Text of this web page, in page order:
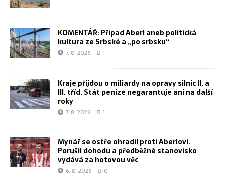
KOMENTÁŘ: Případ Aberl aneb politická
kultura ze Srbské a „po srbsku“
7. 8. 2026 1
Kraje přijdou o miliardy na opravy silnic II. a
III. tříd. Stát peníze negarantuje ani na další
roky
7. 8. 2026 1
Mynář se ostře ohradil proti Aberlovi.
Porušil dohodu a předběžné stanovisko
vydává za hotovou věc
6. 8. 2026 0